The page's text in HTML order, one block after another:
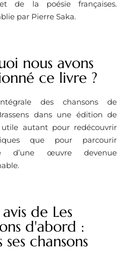
de la poésie françaises.
par Pierre Saka.
nous avons
ce livre ?
des chansons de
dans une édition de
utile autant pour redécouvrir
que pour parcourir
d’une œuvre devenue
de Les
d'abord :
ses chansons